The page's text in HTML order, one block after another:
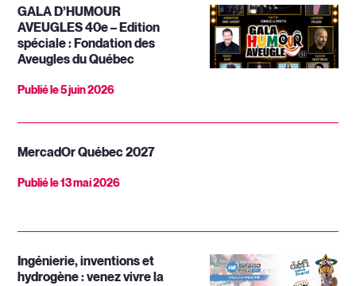
GALA D’HUMOUR
AVEUGLES 40e – Edition
spéciale : Fondation des
Aveugles du Québec
Publié le5 juin 2026
MercadOr Québec 2027
Publié le13 mai 2026
Ingénierie, inventions et
hydrogène : venez vivre la